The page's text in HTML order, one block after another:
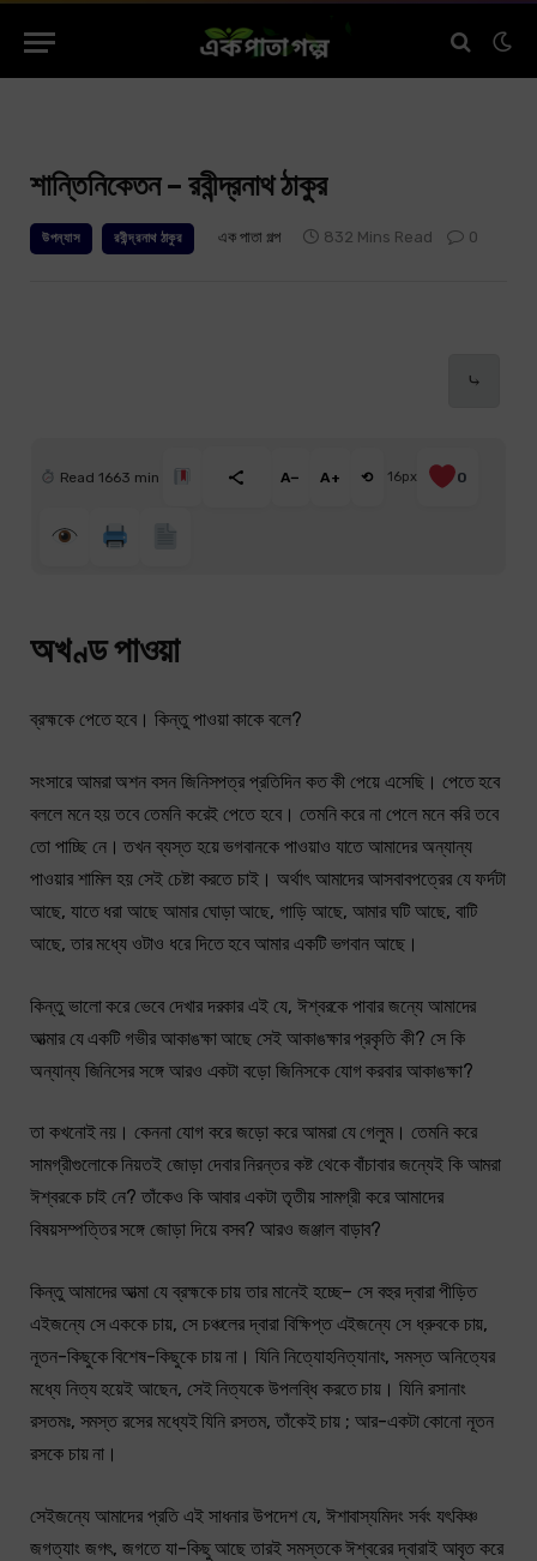
শান্তিনিকেতন – রবীন্দ্রনাথ ঠাকুর
উপন্যাস রবীন্দ্রনাথ ঠাকুর এক পাতা গল্প 832 Mins Read 0
⤷
Read 1663 min A− A+ ⟲ 16px 0
অখণ্ড পাওয়া
ব্রহ্মকে পেতে হবে। কিন্তু পাওয়া কাকে বলে?
সংসারে আমরা অশন বসন জিনিসপত্র প্রতিদিন কত কী পেয়ে এসেছি। পেতে হবে
বললে মনে হয় তবে তেমনি করেই পেতে হবে। তেমনি করে না পেলে মনে করি তবে
তো পাচ্ছি নে। তখন ব্যস্ত হয়ে ভগবানকে পাওয়াও যাতে আমাদের অন্যান্য
পাওয়ার শামিল হয় সেই চেষ্টা করতে চাই। অর্থাৎ আমাদের আসবাবপত্রের যে ফর্দটা
আছে, যাতে ধরা আছে আমার ঘোড়া আছে, গাড়ি আছে, আমার ঘটি আছে, বাটি
আছে, তার মধ্যে ওটাও ধরে দিতে হবে আমার একটি ভগবান আছে।
কিন্তু ভালো করে ভেবে দেখার দরকার এই যে, ঈশ্বরকে পাবার জন্যে আমাদের
আত্মার যে একটি গভীর আকাঙক্ষা আছে সেই আকাঙক্ষার প্রকৃতি কী? সে কি
অন্যান্য জিনিসের সঙ্গে আরও একটা বড়ো জিনিসকে যোগ করবার আকাঙক্ষা?
তা কখনোই নয়। কেননা যোগ করে জড়ো করে আমরা যে গেলুম। তেমনি করে
সামগ্রীগুলোকে নিয়তই জোড়া দেবার নিরন্তর কষ্ট থেকে বাঁচাবার জন্যেই কি আমরা
ঈশ্বরকে চাই নে? তাঁকেও কি আবার একটা তৃতীয় সামগ্রী করে আমাদের
বিষয়সম্পত্তির সঙ্গে জোড়া দিয়ে বসব? আরও জঞ্জাল বাড়াব?
কিন্তু আমাদের আত্মা যে ব্রহ্মকে চায় তার মানেই হচ্ছে– সে বহুর দ্বারা পীড়িত
এইজন্যে সে এককে চায়, সে চঞ্চলের দ্বারা বিক্ষিপ্ত এইজন্যে সে ধ্রুবকে চায়,
নূতন-কিছুকে বিশেষ-কিছুকে চায় না। যিনি নিত্যোহনিত্যানাং, সমস্ত অনিত্যের
মধ্যে নিত্য হয়েই আছেন, সেই নিত্যকে উপলব্ধি করতে চায়। যিনি রসানাং
রসতমঃ, সমস্ত রসের মধ্যেই যিনি রসতম, তাঁকেই চায় ; আর-একটা কোনো নূতন
রসকে চায় না।
সেইজন্যে আমাদের প্রতি এই সাধনার উপদেশ যে, ঈশাবাস্যমিদং সর্বং যৎকিঞ্চ
জগত্যাং জগৎ, জগতে যা-কিছু আছে তারই সমস্তকে ঈশ্বরের দ্বারাই আবৃত করে